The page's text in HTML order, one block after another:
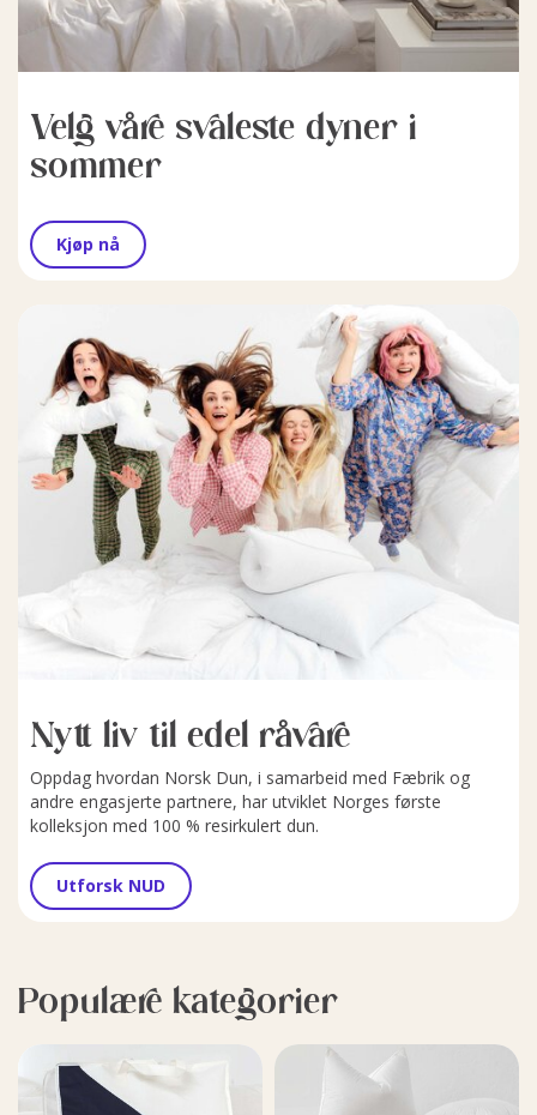
Velg våre svaleste dyner i
sommer
Kjøp nå
Nytt liv til edel råvare
Oppdag hvordan Norsk Dun, i samarbeid med Fæbrik og
andre engasjerte partnere, har utviklet Norges første
kolleksjon med 100 % resirkulert dun.
Utforsk NUD
Populære kategorier